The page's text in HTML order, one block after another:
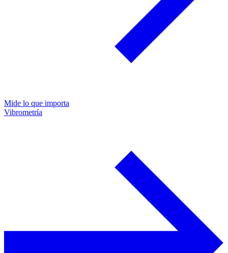
Mide lo que importa
Vibrometría